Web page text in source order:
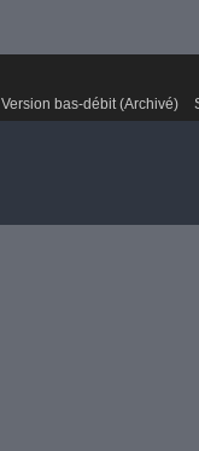
Version bas-débit (Archivé)